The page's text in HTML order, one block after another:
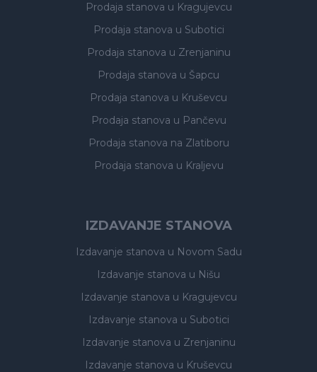
Prodaja stanova u Kragujevcu
Prodaja stanova u Subotici
Prodaja stanova u Zrenjaninu
Prodaja stanova u Šapcu
Prodaja stanova u Kruševcu
Prodaja stanova u Pančevu
Prodaja stanova na Zlatiboru
Prodaja stanova u Kraljevu
IZDAVANJE STANOVA
Izdavanje stanova u Novom Sadu
Izdavanje stanova u Nišu
Izdavanje stanova u Kragujevcu
Izdavanje stanova u Subotici
Izdavanje stanova u Zrenjaninu
Izdavanje stanova u Kruševcu